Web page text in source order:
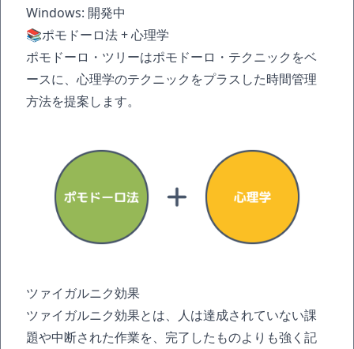
Windows: 開発中
📚ポモドーロ法 + 心理学
ポモドーロ・ツリーはポモドーロ・テクニックをベ
ースに、心理学のテクニックをプラスした時間管理
方法を提案します。
ツァイガルニク効果
ツァイガルニク効果とは、人は達成されていない課
題や中断された作業を、完了したものよりも強く記